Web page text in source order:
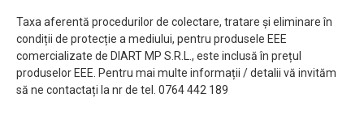
Taxa aferentă procedurilor de colectare, tratare și eliminare în
condiții de protecție a mediului, pentru produsele EEE
comercializate de DIART MP S.R.L., este inclusă în prețul
produselor EEE. Pentru mai multe informații / detalii vă invităm
să ne contactați la nr de tel. 0764 442 189